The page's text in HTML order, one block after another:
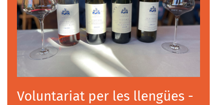
Voluntariat per les llengües -